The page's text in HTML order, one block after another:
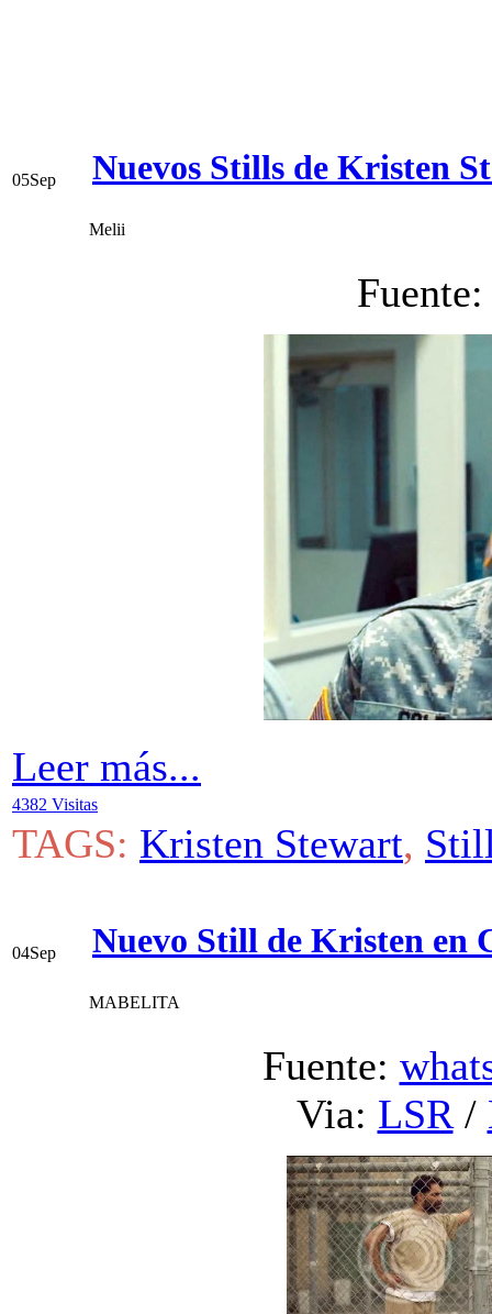
05Sep Nuevos Stills de Kristen
Melii
Leer más...
4382 Visitas
TAGS: Kristen Stewart,
04Sep Nuevo Still de Kristen en
MABELITA
Fuente:
Via: LSR/